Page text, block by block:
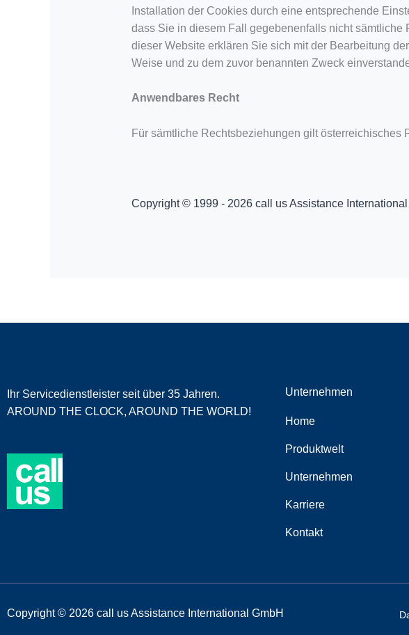
Installation der Cookies durch eine entsprechende
dass Sie in diesem Fall gegebenenfalls nicht
dieser Website erklären Sie sich mit der Bearbeitung
Weise und zu dem zuvor benannten Zweck
Anwendbares Recht
Für sämtliche Rechtsbeziehungen gilt österreichisches
Copyright © 1999 - 2026 call us Assistance International
Ihr Servicedienstleister seit über 35 Jahren.
AROUND THE CLOCK, AROUND THE WORLD!
Unternehmen
Home
Produktwelt
Unternehmen
Karriere
Kontakt
Copyright © 2026 call us Assistance International GmbH